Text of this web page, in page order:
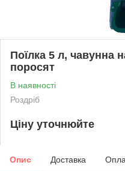
Поїлка 5 л, чавунна
поросят
В наявності
Роздріб
Ціну уточнюйте
Опис Доставка